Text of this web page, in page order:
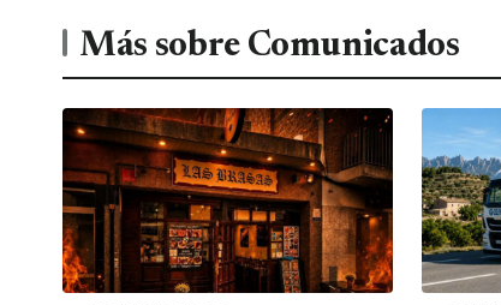
Más sobre Comunicados